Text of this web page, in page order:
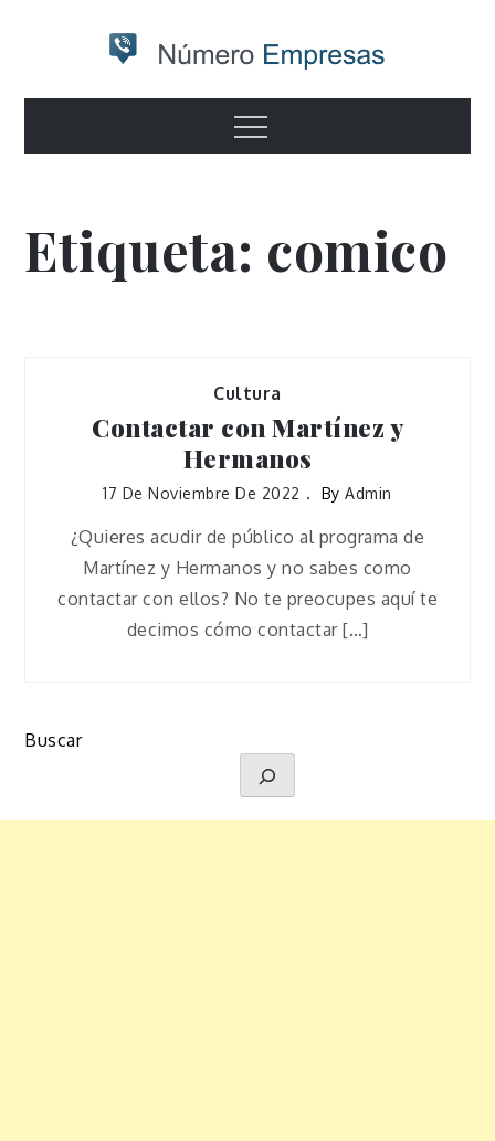
Numero
empresas
Otro sitio realizado con WordPress
Menu
Etiqueta: comico
Cultura
Contactar con Martínez y
Hermanos
17 De Noviembre De 2022 ByAdmin
¿Quieres acudir de público al programa de
Martínez y Hermanos y no sabes como
contactar con ellos? No te preocupes aquí te
decimos cómo contactar […]
Buscar